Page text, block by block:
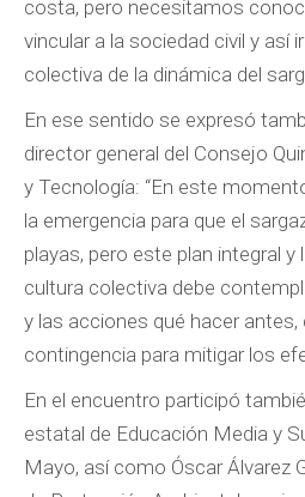
costa, pero necesitamos
vincular a la sociedad civil y así
colectiva de la dinámica del
En ese sentido se expresó
director general del Consejo
y Tecnología: “En este
la emergencia para que el
playas, pero este plan integral y
cultura colectiva debe
y las acciones qué hacer
contingencia para mitigar los
En el encuentro participó
estatal de Educación Media y
Mayo, así como Óscar Álvarez